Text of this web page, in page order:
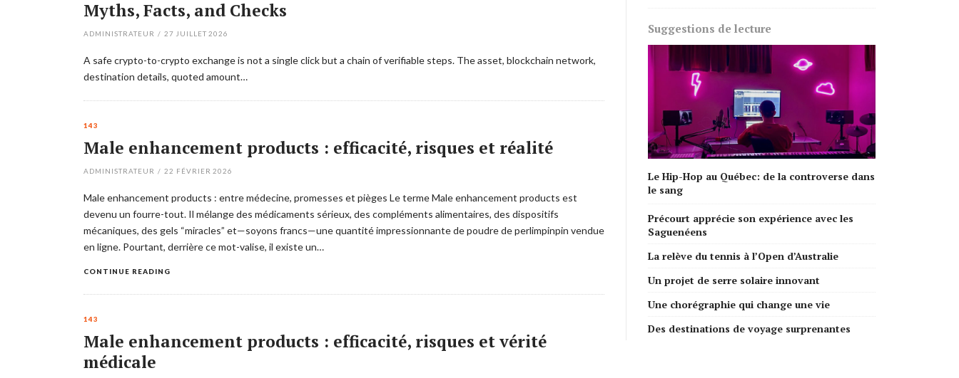
Myths, Facts, and Checks
ADMINISTRATEUR / 27 JUILLET 2026
A safe crypto-to-crypto exchange is not a single click but a chain of verifiable steps. The asset, blockchain network,
destination details, quoted amount…
143
Male enhancement products : efficacité, risques et réalité
ADMINISTRATEUR / 22 FÉVRIER 2026
Male enhancement products : entre médecine, promesses et pièges Le terme Male enhancement products est
devenu un fourre-tout. Il mélange des médicaments sérieux, des compléments alimentaires, des dispositifs
mécaniques, des gels “miracles” et—soyons francs—une quantité impressionnante de poudre de perlimpinpin vendue
en ligne. Pourtant, derrière ce mot-valise, il existe un…
CONTINUE READING
143
Male enhancement products : efficacité, risques et vérité
médicale
Suggestions de lecture
Le Hip-Hop au Québec: de la controverse dans
le sang
Précourt apprécie son expérience avec les
Saguenéens
La relève du tennis à l’Open d’Australie
Un projet de serre solaire innovant
Une chorégraphie qui change une vie
Des destinations de voyage surprenantes